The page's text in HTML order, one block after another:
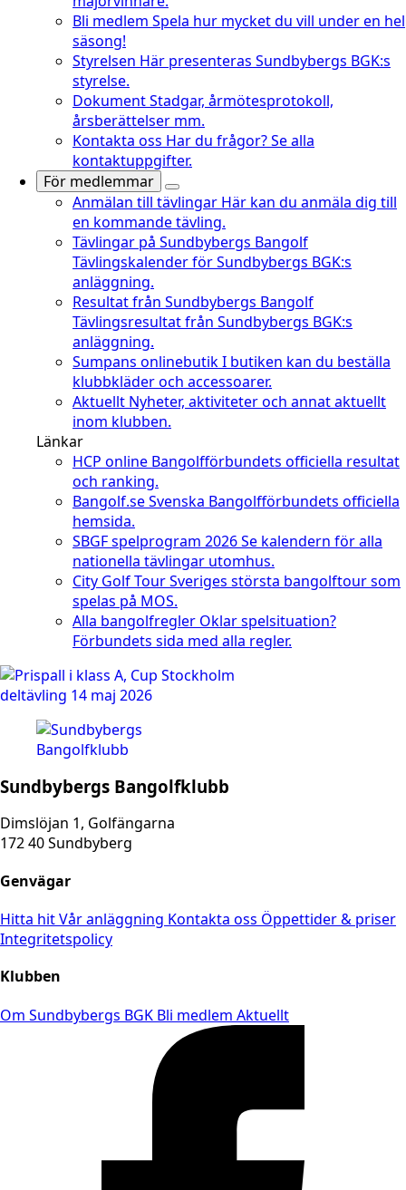
Bli medlem Spela hur mycket du vill under en hel
säsong!
Styrelsen Här presenteras Sundbybergs BGK:s
styrelse.
DokumentStadgar, årmötesprotokoll,
årsberättelser mm.
Kontakta oss Har du frågor? Se alla
kontaktuppgifter.
För medlemmar
Anmälan till tävlingar Här kan du anmäla dig till
en kommande tävling.
Tävlingar på Sundbybergs Bangolf
Tävlingskalender för Sundbybergs BGK:s
anläggning.
Resultat från Sundbybergs Bangolf
Tävlingsresultat från Sundbybergs BGK:s
anläggning.
Sumpans onlinebutikI butiken kan du beställa
klubbkläder och accessoarer.
Aktuellt Nyheter, aktiviteter och annat aktuellt
inom klubben.
Länkar
HCP online Bangolfförbundets officiella resultat
och ranking.
Bangolf.seSvenska Bangolfförbundets officiella
hemsida.
SBGF spelprogram 2026Se kalendern för alla
nationella tävlingar utomhus.
City Golf TourSveriges största bangolftour som
spelas på MOS.
Alla bangolfregler Oklar spelsituation?
Förbundets sida med alla regler.
Sundbybergs Bangolfklubb
Dimslöjan 1, Golfängarna
172 40 Sundbyberg
Genvägar
Hitta hitVår anläggning Kontakta oss Öppettider & priser
Integritetspolicy
Klubben
Om Sundbybergs BGK Bli medlem Aktuellt